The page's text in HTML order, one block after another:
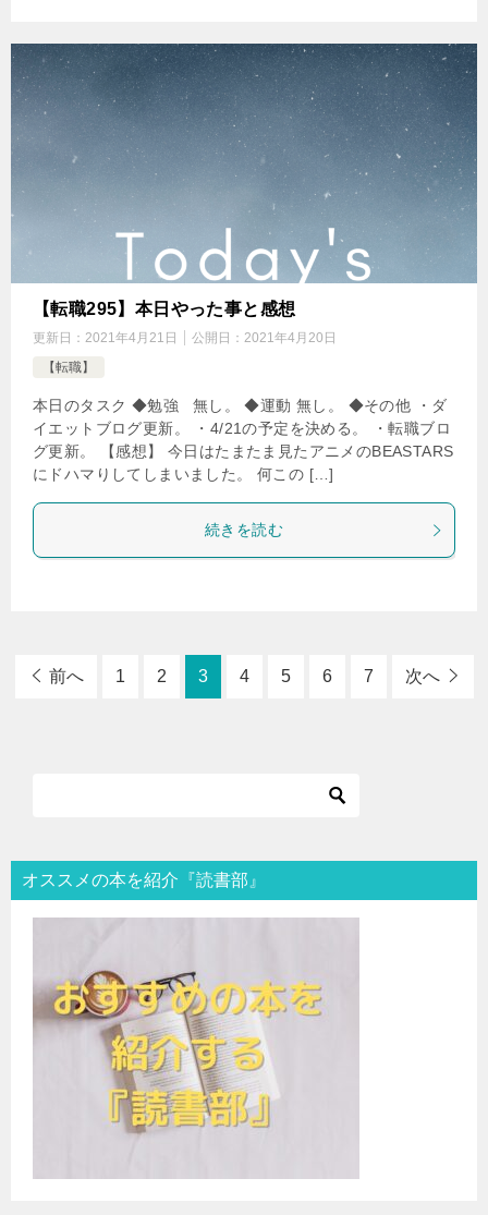
【転職295】本日やった事と感想
更新日： 2021年4月21日 公開日： 2021年4月20日
【転職】
本日のタスク ◆勉強 無し。 ◆運動 無し。 ◆その他 ・ダ
イエットブログ更新。 ・4/21の予定を決める。 ・転職ブロ
グ更新。 【感想】 今日はたまたま見たアニメのBEASTARS
にドハマりしてしまいました。 何この […]
続きを読む
前へ 1 2 3 4 5 6 7 次へ
オススメの本を紹介『読書部』